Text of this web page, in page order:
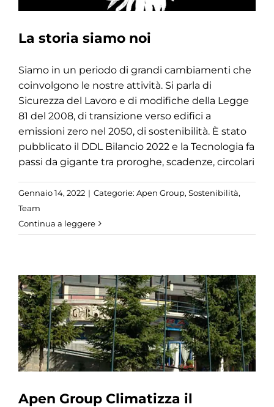
La storia siamo noi
Siamo in un periodo di grandi cambiamenti che
coinvolgono le nostre attività. Si parla di
Sicurezza del Lavoro e di modifiche della Legge
81 del 2008, di transizione verso edifici a
emissioni zero nel 2050, di sostenibilità. È stato
pubblicato il DDL Bilancio 2022 e la Tecnologia fa
passi da gigante tra proroghe, scadenze, circolari
Gennaio 14, 2022 | Categorie: Apen Group, Sostenibilità,
Team
Continua a leggere
Apen Group Climatizza il